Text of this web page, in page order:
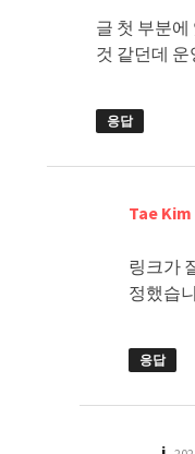
글 첫 부분에
것 같던데
응답
Tae Kim
링크가
정했습
응답
댓